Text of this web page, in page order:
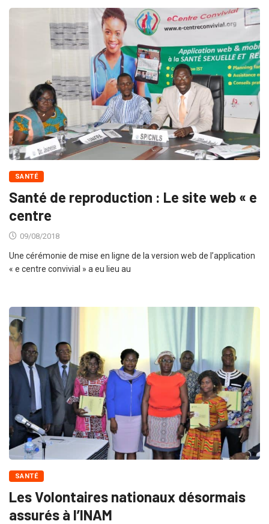
SANTÉ
Santé de reproduction : Le site web « e
centre
09/08/2018
Une cérémonie de mise en ligne de la version web de l’application
« e centre convivial » a eu lieu au
SANTÉ
Les Volontaires nationaux désormais
assurés à l’INAM